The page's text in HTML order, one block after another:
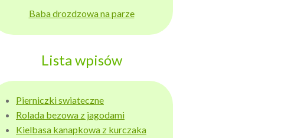
Baba drozdzowa na parze
Lista wpisów
Pierniczki swiateczne
Rolada bezowa z jagodami
Kielbasa kanapkowa z kurczaka